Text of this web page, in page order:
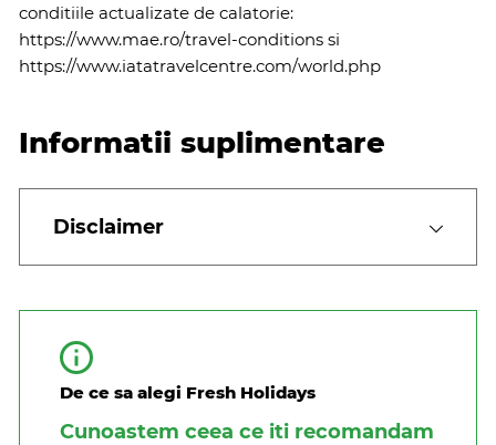
conditiile actualizate de calatorie:
https://www.mae.ro/travel-conditions si
https://www.iatatravelcentre.com/world.php
Informatii suplimentare
Disclaimer
De ce sa alegi Fresh Holidays
Cunoastem ceea ce iti recomandam